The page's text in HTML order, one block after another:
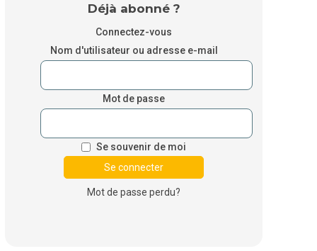
Déjà abonné ?
Connectez-vous
Nom d'utilisateur ou adresse e-mail
Mot de passe
Se souvenir de moi
Mot de passe perdu?